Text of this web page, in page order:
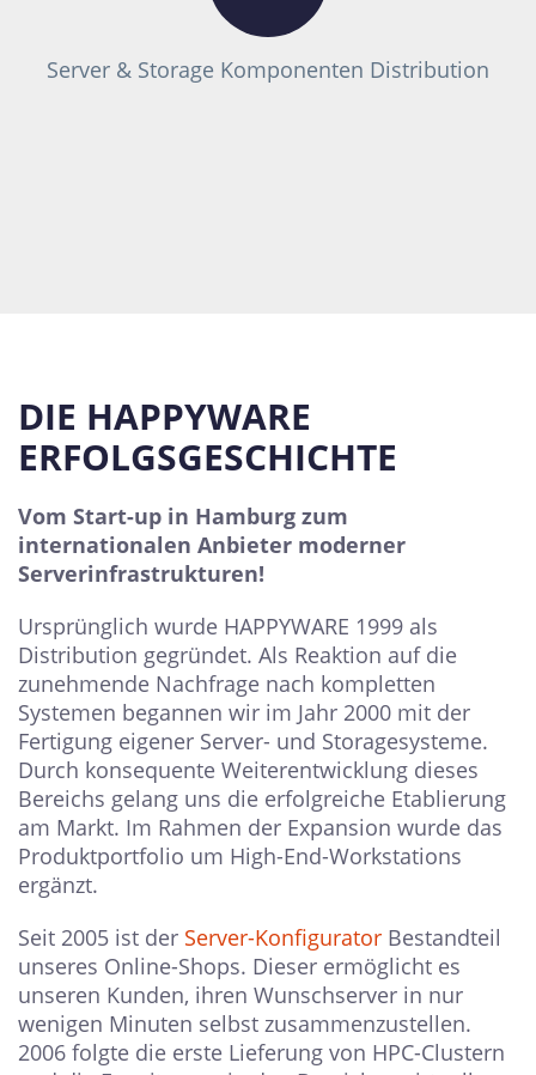
Server & Storage Komponenten Distribution
DIE HAPPYWARE
ERFOLGSGESCHICHTE
Vom Start-up in Hamburg zum
internationalen Anbieter moderner
Serverinfrastrukturen!
Ursprünglich wurde HAPPYWARE 1999 als
Distribution gegründet. Als Reaktion auf die
zunehmende Nachfrage nach kompletten
Systemen begannen wir im Jahr 2000 mit der
Fertigung eigener Server- und Storagesysteme.
Durch konsequente Weiterentwicklung dieses
Bereichs gelang uns die erfolgreiche Etablierung
am Markt. Im Rahmen der Expansion wurde das
Produktportfolio um High-End-Workstations
ergänzt.
Seit 2005 ist der Server-Konfigurator Bestandteil
unseres Online-Shops. Dieser ermöglicht es
unseren Kunden, ihren Wunschserver in nur
wenigen Minuten selbst zusammenzustellen.
2006 folgte die erste Lieferung von HPC-Clustern